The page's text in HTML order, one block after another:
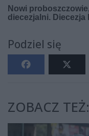
Podziel się
ZOBACZ TEŻ: